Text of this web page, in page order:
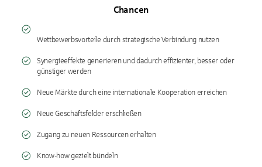
Chancen
Wettbewerbsvorteile durch strategische Verbindung nutzen
Synergieeffekte generieren und dadurch effizienter, besser oder
günstiger werden
Neue Märkte durch eine internationale Kooperation erreichen
Neue Geschäftsfelder erschließen
Zugang zu neuen Ressourcen erhalten
Know-how gezielt bündeln